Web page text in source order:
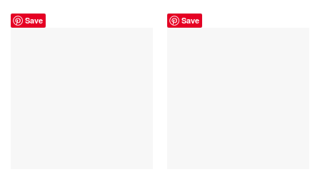
Save Save